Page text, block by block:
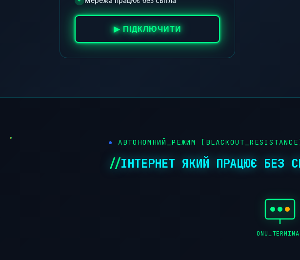
▶ ПІДКЛЮЧИТИ
АВТОНОМНИЙ_РЕЖИМ [BLACKOUT_RESISTANCE]
ІНТЕРНЕТ ЯКИЙ ПРАЦЮЄ БЕЗ